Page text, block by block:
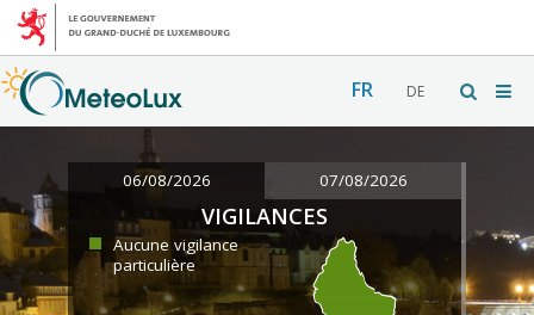
FR DE
06/08/2026 07/08/2026
VIGILANCES
Aucune vigilance
particulière